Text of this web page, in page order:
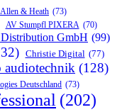
Allen & Heath (73)
AV Stumpfl PIXERA (70)
GmbH (99)
Christie Digital (77)
(128)
Deutschland (73)
(202)